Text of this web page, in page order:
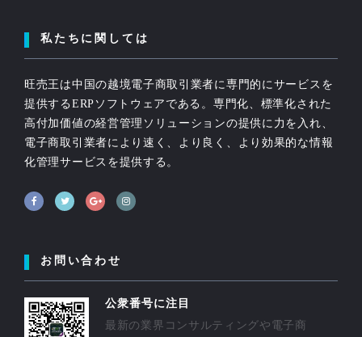
私たちに関しては
旺売王は中国の越境電子商取引業者に専門的にサービスを
提供するERPソフトウェアである。専門化、標準化された
高付加価値の経営管理ソリューションの提供に力を入れ、
電子商取引業者により速く、より良く、より効果的な情報
化管理サービスを提供する。
お問い合わせ
公衆番号に注目
最新の業界コンサルティングや電子商